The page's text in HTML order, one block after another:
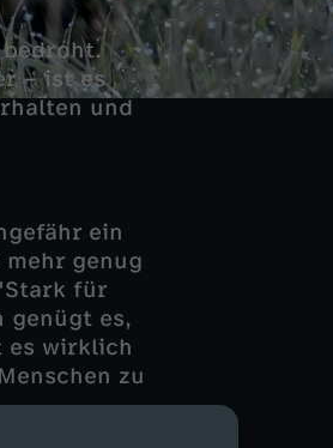
bedroht.
– ist es
und
ein
genug
für
genügt es,
es wirklich
zu
die